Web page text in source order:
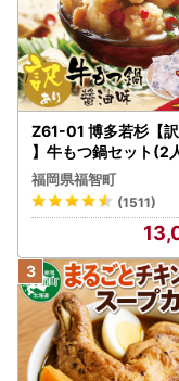
Z61-01 博多若杉【訳
】牛もつ鍋セット(2
) 10人前 もつ鍋
福岡県福智町
(1511)